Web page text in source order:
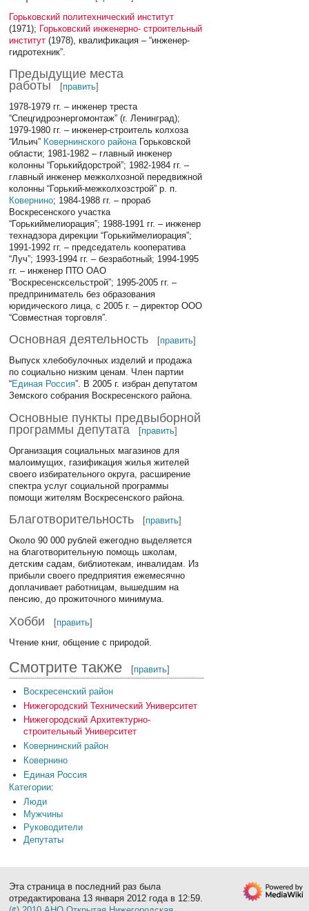
Горьковский политехнический институт
(1971); Горьковский инженерно- строительный
институт (1978), квалификация – “инженер-
гидротехник”.
Предыдущие места
работы
[править]
1978-1979 гг. – инженер треста
“Спецгидроэнергомонтаж” (г. Ленинград);
1979-1980 гг. – инженер-строитель колхоза
“Ильич” Ковернинского районаГорьковской
области; 1981-1982 – главный инженер
колонны “Горькийдорстрой”; 1982-1984 гг. –
главный инженер межколхозной передвижной
колонны “Горький-межколхозстрой” р. п.
Ковернино; 1984-1988 гг. – прораб
Воскресенского участка
“Горькиймелиорация”; 1988-1991 гг. – инженер
технадзора дирекции “Горькиймелиорация”;
1991-1992 гг. – председатель кооператива
“Луч”; 1993-1994 гг. – безработный; 1994-1995
гг. – инженер ПТО ОАО
“Воскресенсксельстрой”; 1995-2005 гг. –
предприниматель без образования
юридического лица, с 2005 г. – директор ООО
“Совместная торговля”.
Основная деятельность [править]
Выпуск хлебобулочных изделий и продажа
по социально низким ценам. Член партии
“Единая Россия”. В 2005 г. избран депутатом
Земского собрания Воскресенского района.
Основные пункты предвыборной
программы депутата
[править]
Организация социальных магазинов для
малоимущих, газификация жилья жителей
своего избирательного округа, расширение
спектра услуг социальной программы
помощи жителям Воскресенского района.
Благотворительность [править]
Около 90 000 рублей ежегодно выделяется
на благотворительную помощь школам,
детским садам, библиотекам, инвалидам. Из
прибыли своего предприятия ежемесячно
доплачивает работницам, вышедшим на
пенсию, до прожиточного минимума.
Хобби [править]
Чтение книг, общение с природой.
Смотрите также [править]
Воскресенский район
Нижегородский Технический Университет
Нижегородский Архитектурно-
строительный Университет
Ковернинский район
Ковернино
Единая Россия
Категории:
Люди
Мужчины
Руководители
Депутаты
Эта страница в последний раз была
отредактирована 13 января 2012 года в 12:59.